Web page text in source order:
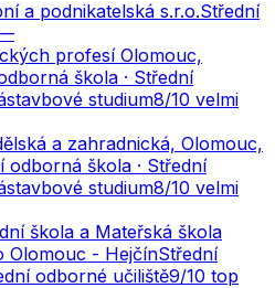
a podnikatelská s.r.o.Střední
profesí Olomouc,
škola · Střední
studium8/10 velmi
a zahradnická, Olomouc,
odborná škola · Střední
studium8/10 velmi
škola a Mateřská škola
Olomouc - HejčínStřední
odborné učiliště9/10 top